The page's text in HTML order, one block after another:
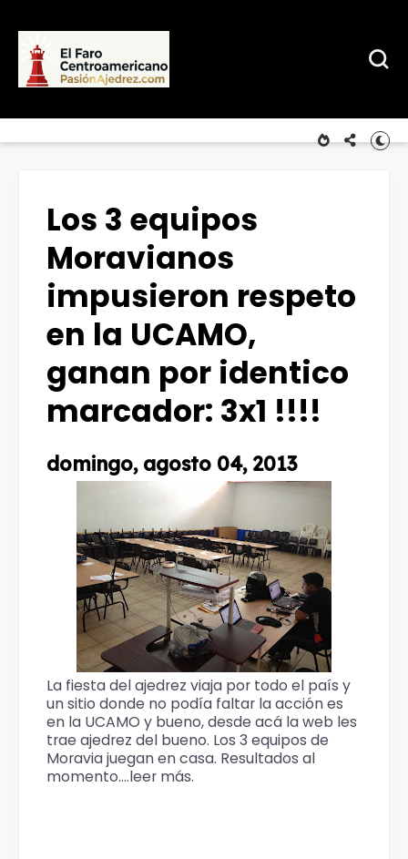
Los 3 equipos
Moravianos
impusieron respeto
en la UCAMO,
ganan por identico
marcador: 3x1 !!!!
domingo, agosto 04, 2013
La fiesta del ajedrez viaja por todo el país y
un sitio donde no podía faltar la acción es
en la UCAMO y bueno, desde acá la web les
trae ajedrez del bueno. Los 3 equipos de
Moravia juegan en casa. Resultados al
momento....leer más.